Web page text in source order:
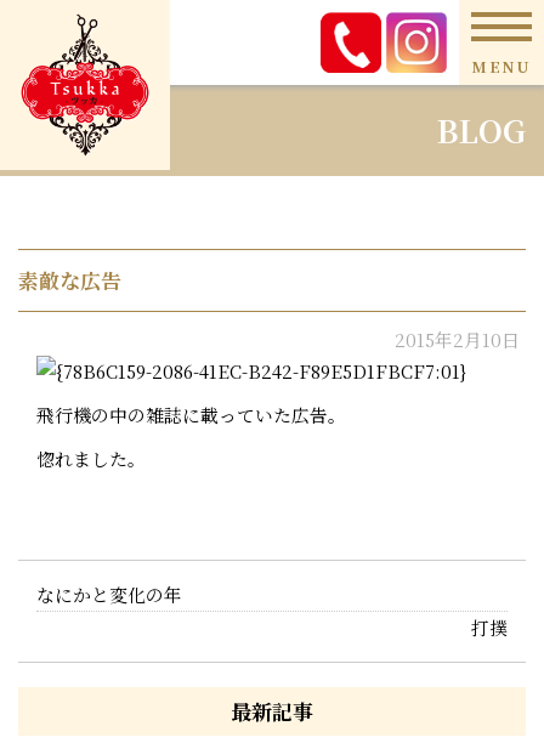
MENU
BLOG
素敵な広告
2015年2月10日
飛行機の中の雑誌に載っていた広告。
惚れました。
なにかと変化の年
打撲
最新記事